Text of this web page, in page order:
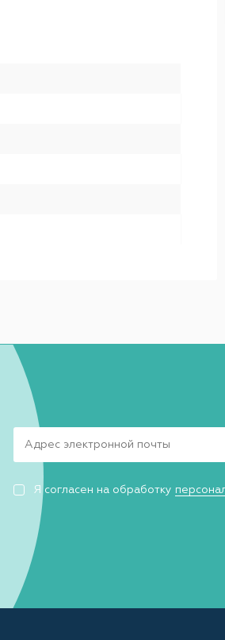
Я согласен на обработку